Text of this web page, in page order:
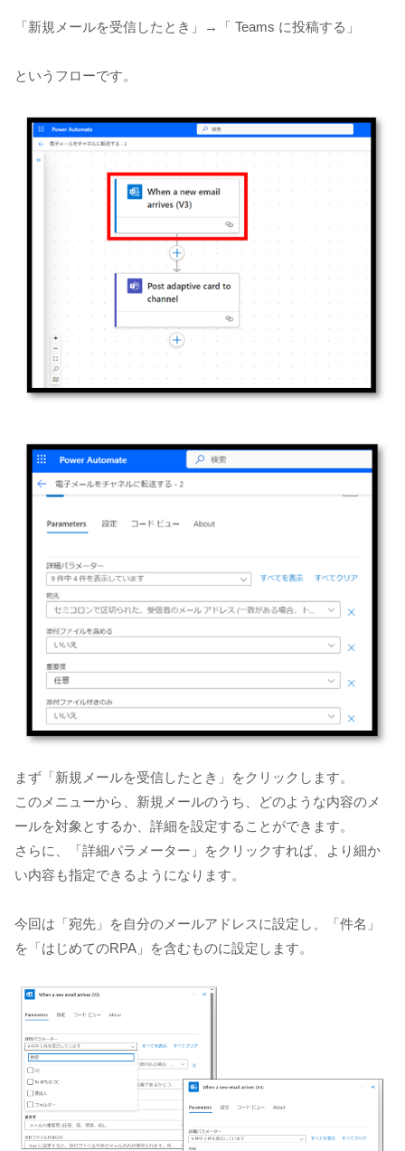
「新規メールを受信したとき」→「 Teams に投稿する」
というフローです。
まず「新規メールを受信したとき」をクリックします。
このメニューから、新規メールのうち、どのような内容のメ
ールを対象とするか、詳細を設定することができます。
さらに、「詳細パラメーター」をクリックすれば、より細か
い内容も指定できるようになります。
今回は「宛先」を自分のメールアドレスに設定し、「件名」
を「はじめてのRPA」を含むものに設定します。